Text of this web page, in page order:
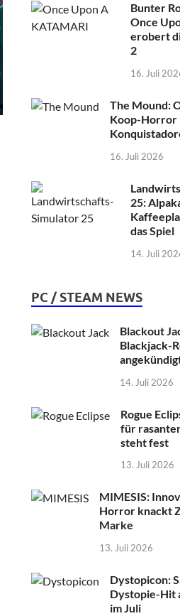
Bunter
Once
erobert
2
16. Juli
The Mound:
Koop-Horror
16. Juli 2026
25:
das Spiel
14. Juli
PC / STEAM NEWS
Blackout
Blackjack-
14. Juli 2026
Rogue
für
steht fest
13. Juli 2026
MIMESIS:
Horror knackt
Marke
13. Juli 2026
Dystopicon:
Dystopie-Hit
im Juli